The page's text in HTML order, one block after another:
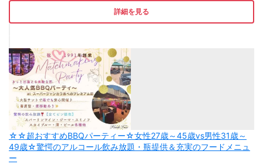
詳細を見る
☆☆超おすすめBBQパーティー☆女性27歳～45歳vs男性31歳～
49歳☆驚愕のアルコール飲み放題・瓶提供＆充実のフードメニュ
ー